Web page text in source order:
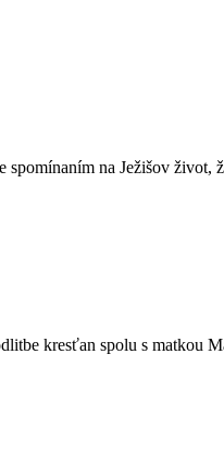
na Ježišov život,
kresťan spolu s matkou